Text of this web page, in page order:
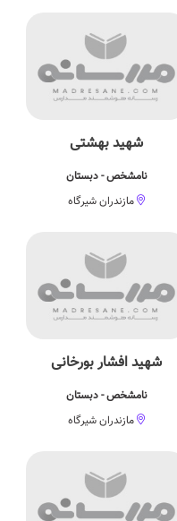
شهید بهشتی
نامشخص - دبستان
مازندران شیرگاه
شهید افشار بورخانی
نامشخص - دبستان
مازندران شیرگاه